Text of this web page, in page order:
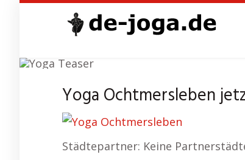
content
Yoga Ochtmersleben
Städtepartner: Keine